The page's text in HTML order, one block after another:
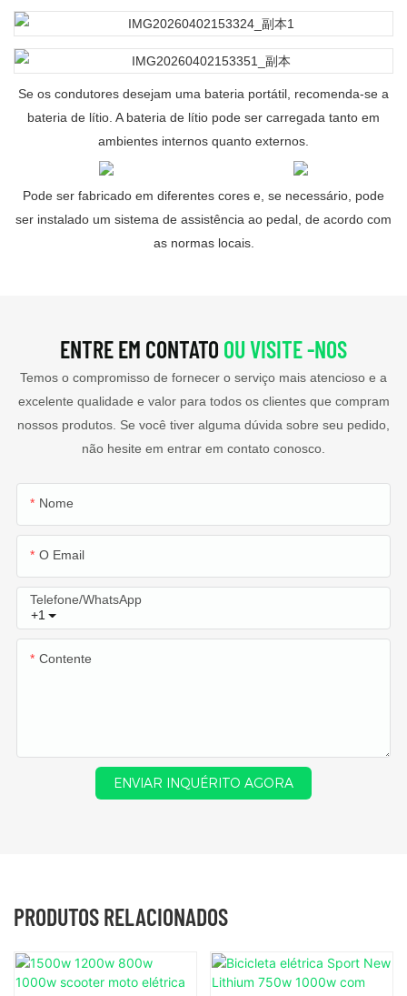
Se os condutores desejam uma bateria portátil, recomenda-se a
bateria de lítio. A bateria de lítio pode ser carregada tanto em
ambientes internos quanto externos.
Pode ser fabricado em diferentes cores e, se necessário, pode
ser instalado um sistema de assistência ao pedal, de acordo com
as normas locais.
ENTRE EM CONTATO OU VISITE -NOS
Temos o compromisso de fornecer o serviço mais atencioso e a
excelente qualidade e valor para todos os clientes que compram
nossos produtos. Se você tiver alguma dúvida sobre seu pedido,
não hesite em entrar em contato conosco.
Nome
O Email
+1
Telefone/WhatsApp
Contente
ENVIAR INQUÉRITO AGORA
PRODUTOS RELACIONADOS